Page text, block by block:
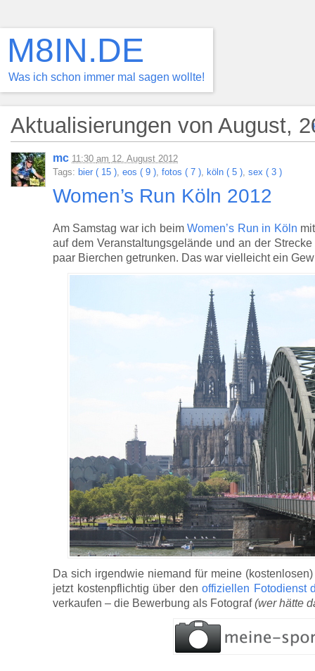
M8IN.DE
Was ich schon immer mal sagen wollte!
Aktualisierungen von August,
mc 11:30 am 12. August 2012
Tags: bier ( 15 ), eos ( 9 ), fotos ( 7 ), köln ( 5 ), sex ( 3 )
Women’s Run Köln 2012
Am Samstag war ich beimWomen’s Run in Köln
auf dem Veranstaltungsgelände und an der
paar Bierchen getrunken. Das war vielleicht ein
Da sich irgendwie niemand für meine
jetzt kostenpflichtig über den offiziellen Fotodienst
verkaufen – die Bewerbung als Fotograf(wer hätte